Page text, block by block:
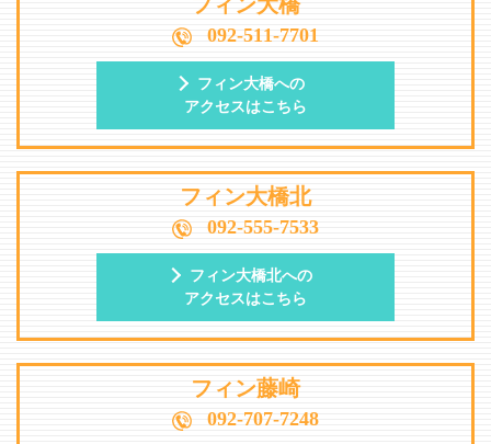
092-511-7701
フィン大橋への
アクセスはこちら
フィン大橋北
092-555-7533
フィン大橋北への
アクセスはこちら
フィン藤崎
092-707-7248